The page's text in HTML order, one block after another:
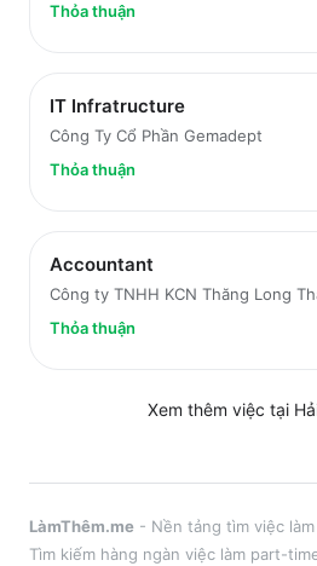
Thỏa thuận
IT Infratructure
Công Ty Cổ Phần Gemadept
Thỏa thuận
Accountant
Công ty TNHH KCN Thăng Long
Thỏa thuận
Xem thêm việc tại
LàmThêm.me - Nền tảng tìm việc
Tìm kiếm hàng ngàn việc làm part-